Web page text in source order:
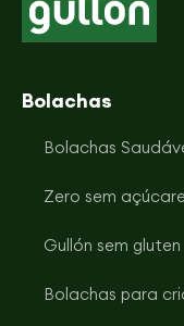
Bolachas
Bolachas
Zero sem
Gullón sem gluten
Bolachas para